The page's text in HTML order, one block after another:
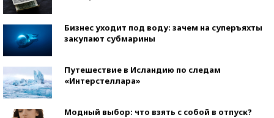
Бизнес уходит под воду: зачем на суперъяхты
закупают субмарины
Путешествие в Исландию по следам
«Интерстеллара»
Модный выбор: что взять с собой в отпуск?